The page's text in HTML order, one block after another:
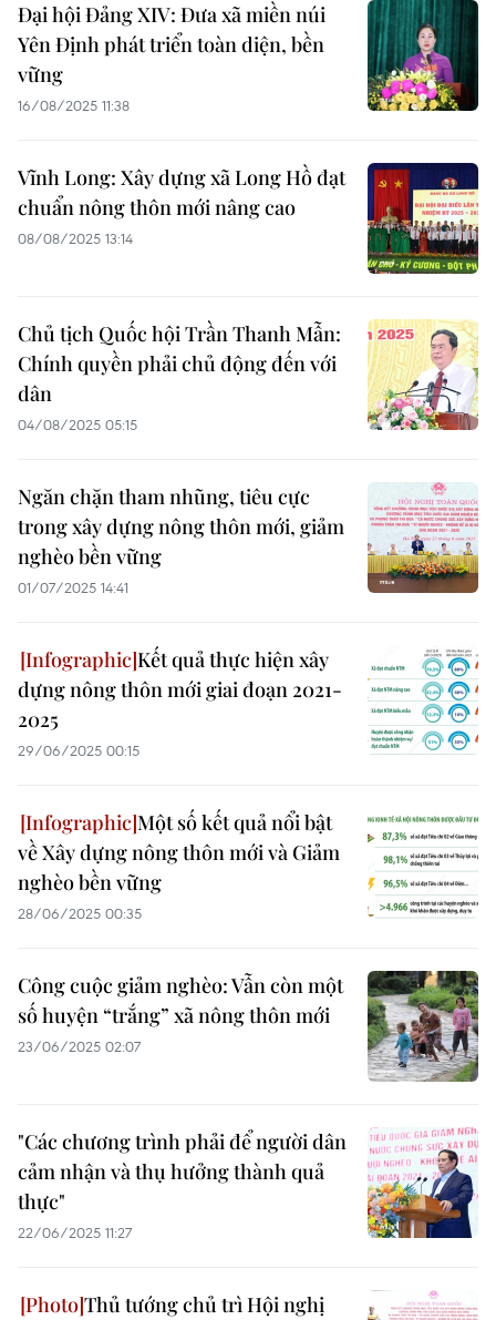
Đại hội Đảng XIV: Đưa xã miền núi
Yên Định phát triển toàn diện, bền
vững
16/08/2025 11:38
Vĩnh Long: Xây dựng xã Long Hồ đạt
chuẩn nông thôn mới nâng cao
08/08/2025 13:14
Chủ tịch Quốc hội Trần Thanh Mẫn:
Chính quyền phải chủ động đến với
dân
04/08/2025 05:15
Ngăn chặn tham nhũng, tiêu cực
trong xây dựng nông thôn mới, giảm
nghèo bền vững
01/07/2025 14:41
Kết quả thực hiện xây
dựng nông thôn mới giai đoạn 2021-
2025
29/06/2025 00:15
Một số kết quả nổi bật
về Xây dựng nông thôn mới và Giảm
nghèo bền vững
28/06/2025 00:35
Công cuộc giảm nghèo: Vẫn còn một
số huyện “trắng” xã nông thôn mới
23/06/2025 02:07
"Các chương trình phải để người dân
cảm nhận và thụ hưởng thành quả
thực"
22/06/2025 11:27
Thủ tướng chủ trì Hội nghị